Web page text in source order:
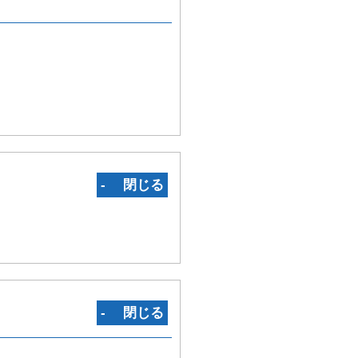
‐ 閉じる
‐ 閉じる